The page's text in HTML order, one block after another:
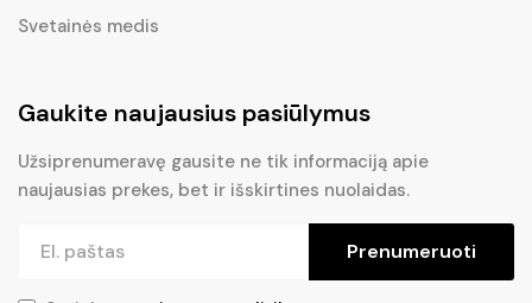
Svetainės medis
Gaukite naujausius pasiūlymus
Užsiprenumeravę gausite ne tik informaciją apie
naujausias prekes, bet ir išskirtines nuolaidas.
Prenumeruoti